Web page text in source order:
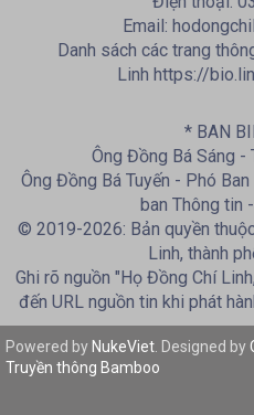
Email:
Danh sách các trang
Linh https://
* BAN
Ông Đồng Bá Sáng -
Ông Đồng Bá Tuyến - Phó
ban Thông tin
© 2019-2026: Bản quyền
Linh, thành
Ghi rõ nguồn "Họ Đồng Chí
đến URL nguồn tin khi phát
Powered byNukeViet . Designed by
Truyền thông Bamboo